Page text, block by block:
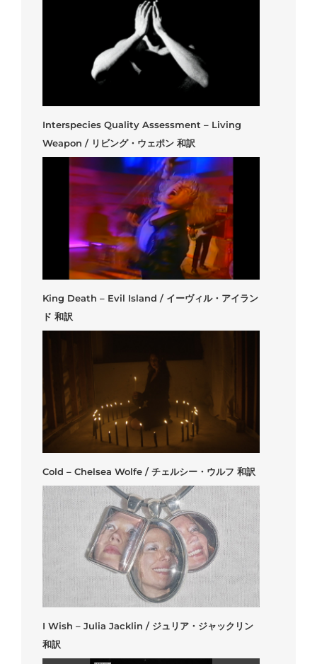
Interspecies Quality Assessment – Living
Weapon / リビング・ウェポン 和訳
King Death – Evil Island / イーヴィル・アイラン
ド 和訳
Cold – Chelsea Wolfe / チェルシー・ウルフ 和訳
I Wish – Julia Jacklin / ジュリア・ジャックリン
和訳